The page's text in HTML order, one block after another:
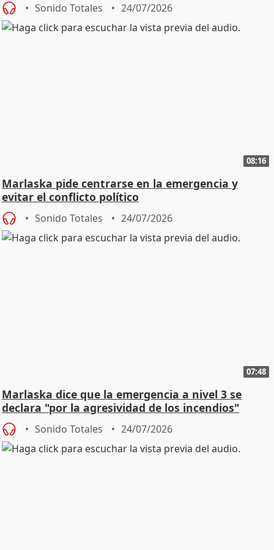
Sonido Totales 24/07/2026
08:16
Marlaska pide centrarse en la emergencia y
evitar el conflicto político
Sonido Totales 24/07/2026
07:48
Marlaska dice que la emergencia a nivel 3 se
declara "por la agresividad de los incendios"
Sonido Totales 24/07/2026